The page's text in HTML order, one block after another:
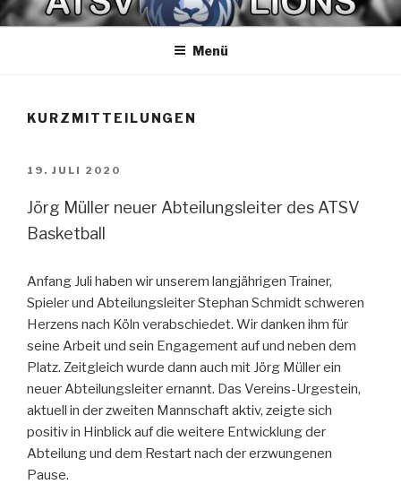
Zum
InhaltATSV LIONS BASKETBALL
Spaß am Spiel
Menü
KURZMITTEILUNGEN
VERÖFFENTLICHT
19. JULI 2020
Jörg Müller neuer Abteilungsleiter des ATSV
Basketball
Anfang Juli haben wir unserem langjährigen Trainer,
Spieler und Abteilungsleiter Stephan Schmidt schweren
Herzens nach Köln verabschiedet. Wir danken ihm für
seine Arbeit und sein Engagement auf und neben dem
Platz. Zeitgleich wurde dann auch mit Jörg Müller ein
neuer Abteilungsleiter ernannt. Das Vereins-Urgestein,
aktuell in der zweiten Mannschaft aktiv, zeigte sich
positiv in Hinblick auf die weitere Entwicklung der
Abteilung und dem Restart nach der erzwungenen
Pause.